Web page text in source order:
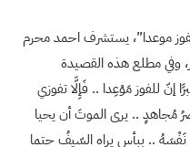
موعدا”، يستشرف احمد محرم
وفي مطلع هذه القصيدة
للفوز مَوْعِدا .. فَإِلَّا تفوزي
مُجاهدٍ .. يرى الموتَ أن يحيا
.. بِبأسٍ يراه السّيفُ حتما